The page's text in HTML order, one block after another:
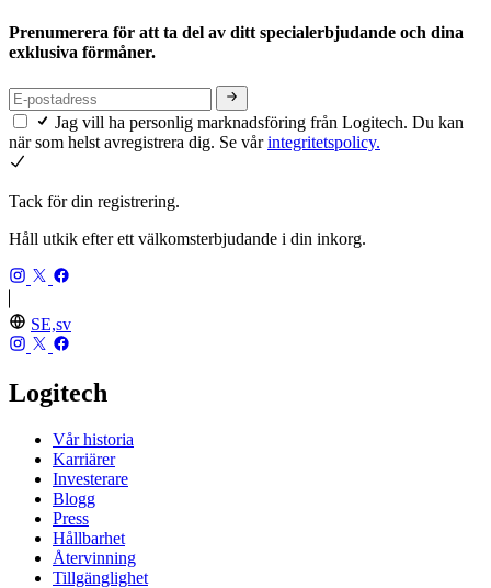
Prenumerera för att ta del av ditt specialerbjudande och dina
exklusiva förmåner.
Jag vill ha personlig marknadsföring från Logitech. Du kan
när som helst avregistrera dig. Se vårintegritetspolicy.
Tack för din registrering.
Håll utkik efter ett välkomsterbjudande i din inkorg.
SE,sv
Logitech
Vår historia
Karriärer
Investerare
Blogg
Press
Hållbarhet
Återvinning
Tillgänglighet